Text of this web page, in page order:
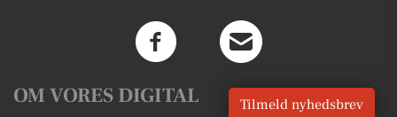
OM VORES DIGITAL Tilmeld nyhedsbrev